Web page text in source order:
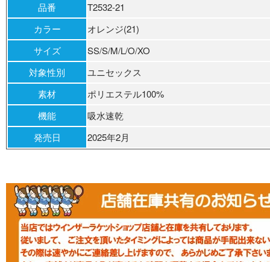
品番
T2532-21
カラー
オレンジ(21)
サイズ
SS/S/M/L/O/XO
対象性別
ユニセックス
素材
ポリエステル100%
機能
吸水速乾
発売日
2025年2月